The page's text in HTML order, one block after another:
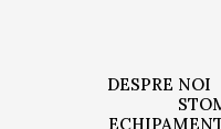
DESPRE NOI